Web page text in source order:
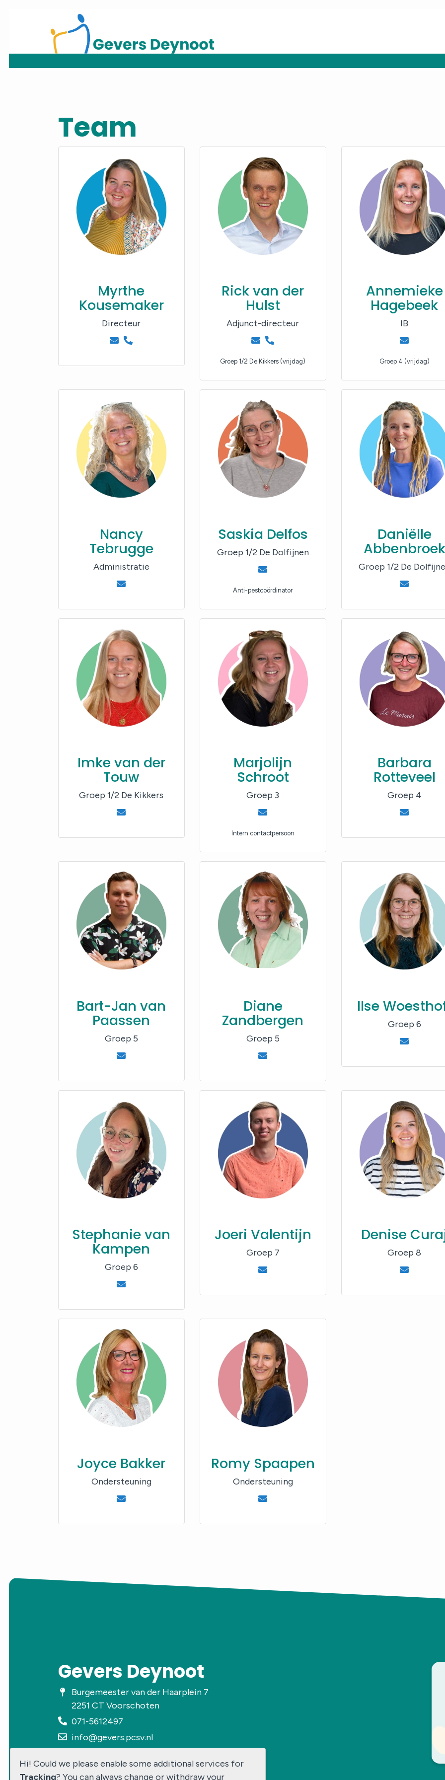
Home
Praktische informatie
Aanmelden
Team
Myrthe
Kousemaker
Directeur
Rick van der
Hulst
Adjunct-directeur
Groep 1/2 De Kikkers (vrijdag)
Annemieke
Hagebeek
IB
Groep 4 (vrijdag)
Nancy
Tebrugge
Administratie
Saskia Delfos
Groep 1/2 De Dolfijnen
Anti-pestcoördinator
Daniëlle
Abbenbroek
Groep 1/2 De
Imke van der
Touw
Groep 1/2 De Kikkers
Marjolijn
Schroot
Groep 3
Intern contactpersoon
Barbara
Rotteveel
Groep 4
Bart-Jan van
Paassen
Groep 5
Diane
Zandbergen
Groep 5
Ilse
Groep 6
Stephanie van
Kampen
Groep 6
Joeri Valentijn
Groep 7
Denise
Groep 8
Joyce Bakker
Ondersteuning
Romy Spaapen
Ondersteuning
Gevers Deynoot
Burgemeester van der Haarplein 7
2251 CT Voorschoten
071-5612497
info@gevers.pcsv.nl
Hi! Could we please enable some additional services for
Tracking? You can always change or withdraw your